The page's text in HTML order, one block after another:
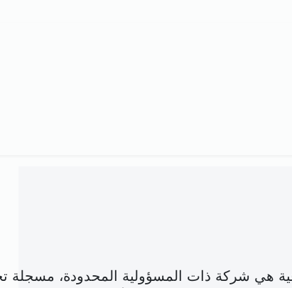
هي شركة ذات المسؤولية المحدودة، مسجلة